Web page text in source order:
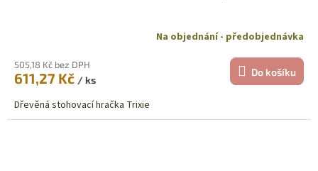
Na objednání - předobjednávka
505,18 Kč bez DPH
611,27 Kč / ks
Do košíku
Dřevěná stohovací hračka Trixie